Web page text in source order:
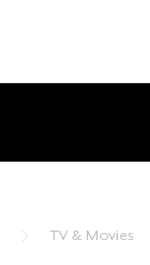
TV & Movies